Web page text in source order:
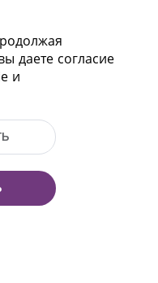
220114
(+375 17)
даете согласие
и